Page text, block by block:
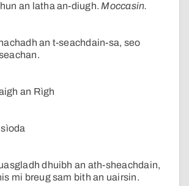
an latha an-diugh.Moccasin.
an t-seachdain-sa, seo
an Rìgh
dhuibh an ath-sheachdain,
mi breug sam bith an uairsin.